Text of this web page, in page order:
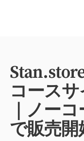
コース
｜ノー
で販売開